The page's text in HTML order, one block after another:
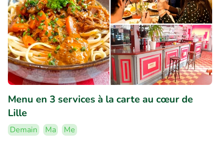
Menu en 3 services à la carte au cœur de
Lille
Demain Ma
Me